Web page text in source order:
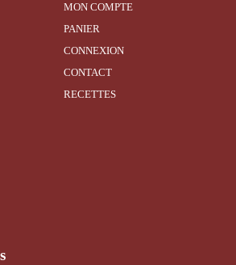
MON COMPTE
PANIER
CONNEXION
CONTACT
RECETTES